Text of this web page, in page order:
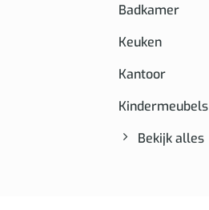
Badkamer
Keuken
Kantoor
Kindermeubels
Bekijk alles